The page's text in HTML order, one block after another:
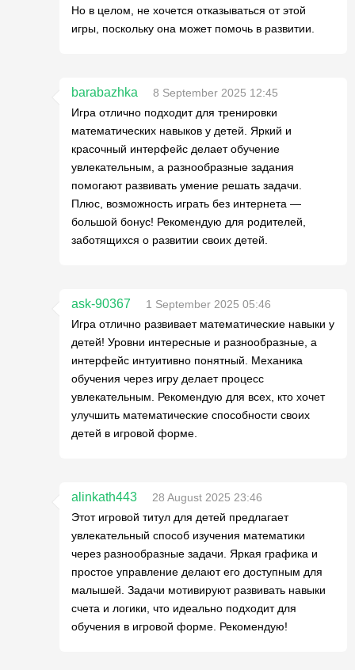
Но в целом, не хочется отказываться от этой
игры, поскольку она может помочь в развитии.
barabazhka
8 September 2025 12:45
Игра отлично подходит для тренировки
математических навыков у детей. Яркий и
красочный интерфейс делает обучение
увлекательным, а разнообразные задания
помогают развивать умение решать задачи.
Плюс, возможность играть без интернета —
большой бонус! Рекомендую для родителей,
заботящихся о развитии своих детей.
ask-90367
1 September 2025 05:46
Игра отлично развивает математические навыки у
детей! Уровни интересные и разнообразные, а
интерфейс интуитивно понятный. Механика
обучения через игру делает процесс
увлекательным. Рекомендую для всех, кто хочет
улучшить математические способности своих
детей в игровой форме.
alinkath443
28 August 2025 23:46
Этот игровой титул для детей предлагает
увлекательный способ изучения математики
через разнообразные задачи. Яркая графика и
простое управление делают его доступным для
малышей. Задачи мотивируют развивать навыки
счета и логики, что идеально подходит для
обучения в игровой форме. Рекомендую!